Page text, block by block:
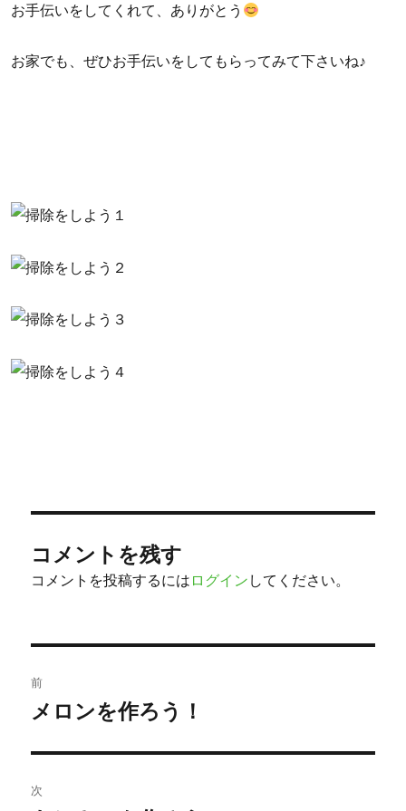
お手伝いをしてくれて、ありがとう
お家でも、ぜひお手伝いをしてもらってみて下さいね♪
コメントを残す
コメントを投稿するには ログイン してください。
稿
ビ
前
過
の
投
メロンを作ろう！
次